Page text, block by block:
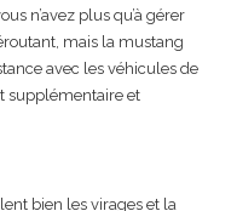
n’avez plus qu’à gérer
mais la mustang
avec les véhicules de
supplémentaire et
bien les virages et la